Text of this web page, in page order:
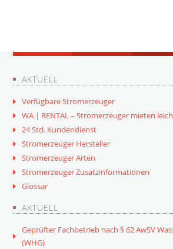
AKTUELL
Verfügbare Stromerzeuger
WA | RENTAL – Stromerzeuger mieten
24 Std. Kundendienst
Stromerzeuger Hersteller
Stromerzeuger Arten
Stromerzeuger Zusatzinformationen
Glossar
AKTUELL
Geprüfter Fachbetrieb nach § 62 AwSV
(WHG)